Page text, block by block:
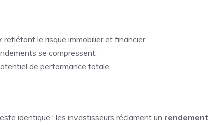
reflétant le risque immobilier et financier.
se compressent.
de performance totale.
identique : les investisseurs réclament un rendement